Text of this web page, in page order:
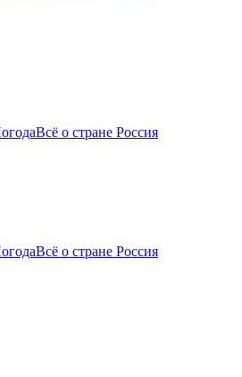
Всё о стране Россия
Всё о стране Россия